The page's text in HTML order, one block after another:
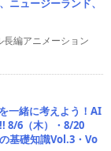
ニュージーランド、
編アニメーション
一緒に考えよう！AI
8/6（木）・8/20
基礎知識Vol.3・Vo